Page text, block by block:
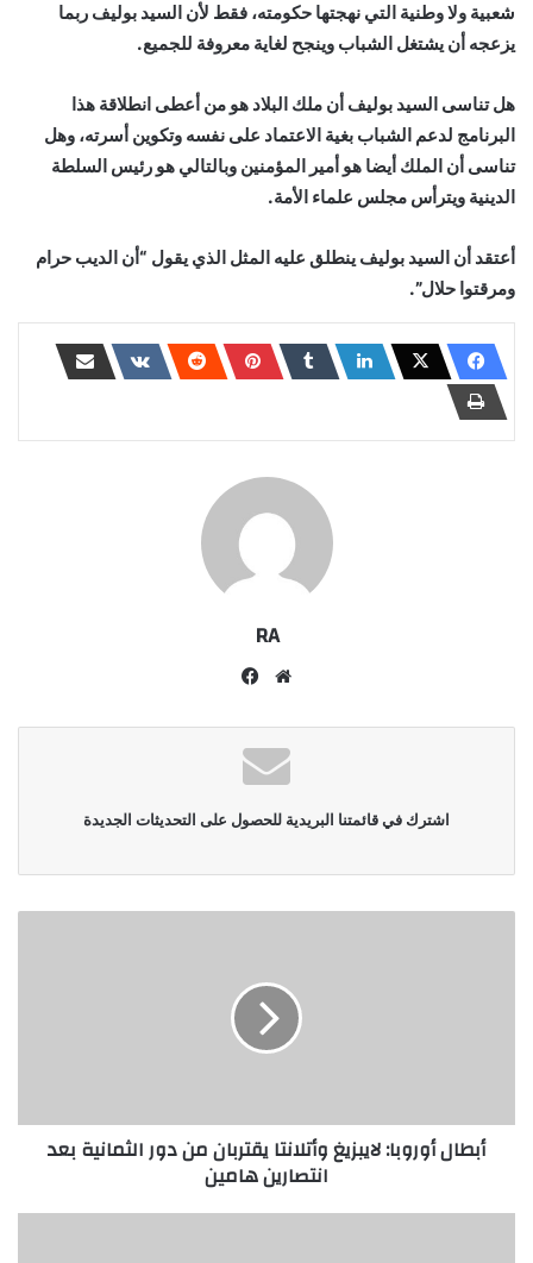
شعبية ولا وطنية التي نهجتها حكومته، فقط لأن السيد بوليف ربما
يزعجه أن يشتغل الشباب وينجح لغاية معروفة للجميع.
هل تناسى السيد بوليف أن ملك البلاد هو من أعطى انطلاقة هذا
البرنامج لدعم الشباب بغية الاعتماد على نفسه وتكوين أسرته، وهل
تناسى أن الملك أيضا هو أمير المؤمنين وبالتالي هو رئيس السلطة
الدينية ويترأس مجلس علماء الأمة.
أعتقد أن السيد بوليف ينطلق عليه المثل الذي يقول “أن الديب حرام
ومرقتوا حلال”.
RA
موقع
اشترك في قائمتنا البريدية للحصول على التحديثات الجديدة
أبطال أوروبا: لايبزيغ وأتلانتا يقتربان من دور الثمانية بعد
انتصارين هامين